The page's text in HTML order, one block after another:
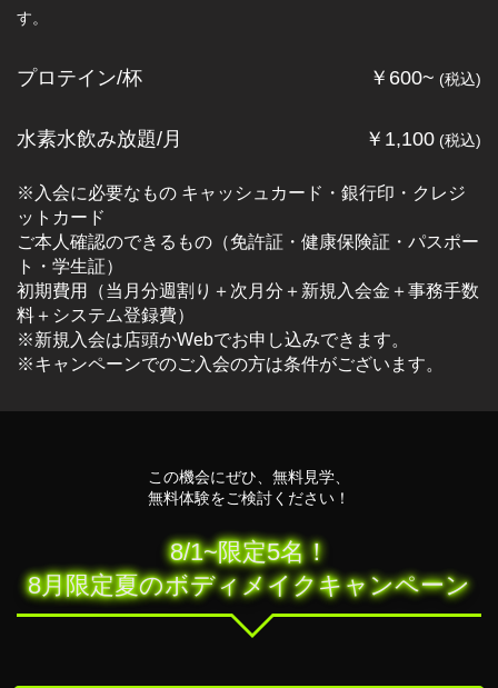
す。
プロテイン/杯 ￥600~ (税込)
水素水飲み放題/月 ￥1,100 (税込)
※入会に必要なもの キャッシュカード・銀行印・クレジ
ットカード
ご本人確認のできるもの（免許証・健康保険証・パスポー
ト・学生証）
初期費用（当月分週割り＋次月分＋新規入会金＋事務手数
料＋システム登録費）
※新規入会は店頭かWebでお申し込みできます。
※キャンペーンでのご入会の方は条件がございます。
この機会にぜひ、無料⾒学、
無料体験をご検討ください！
8/1~限定5名！
8月限定夏のボディメイクキャンペーン